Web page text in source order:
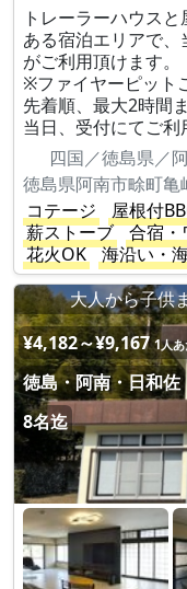
トレーラーハウス
ある宿泊エリアで
がご利用頂けます。
※ファイヤーピット
先着順、最大2時間ま
当日、受付にてご利
四国／徳島県／
徳島県阿南市畭町亀
コテージ
屋根付
薪ストーブ
合宿・
花火OK
海沿い・
大人から子供
¥4,182～¥9,167 1人
徳島・阿南・日和佐
8名迄